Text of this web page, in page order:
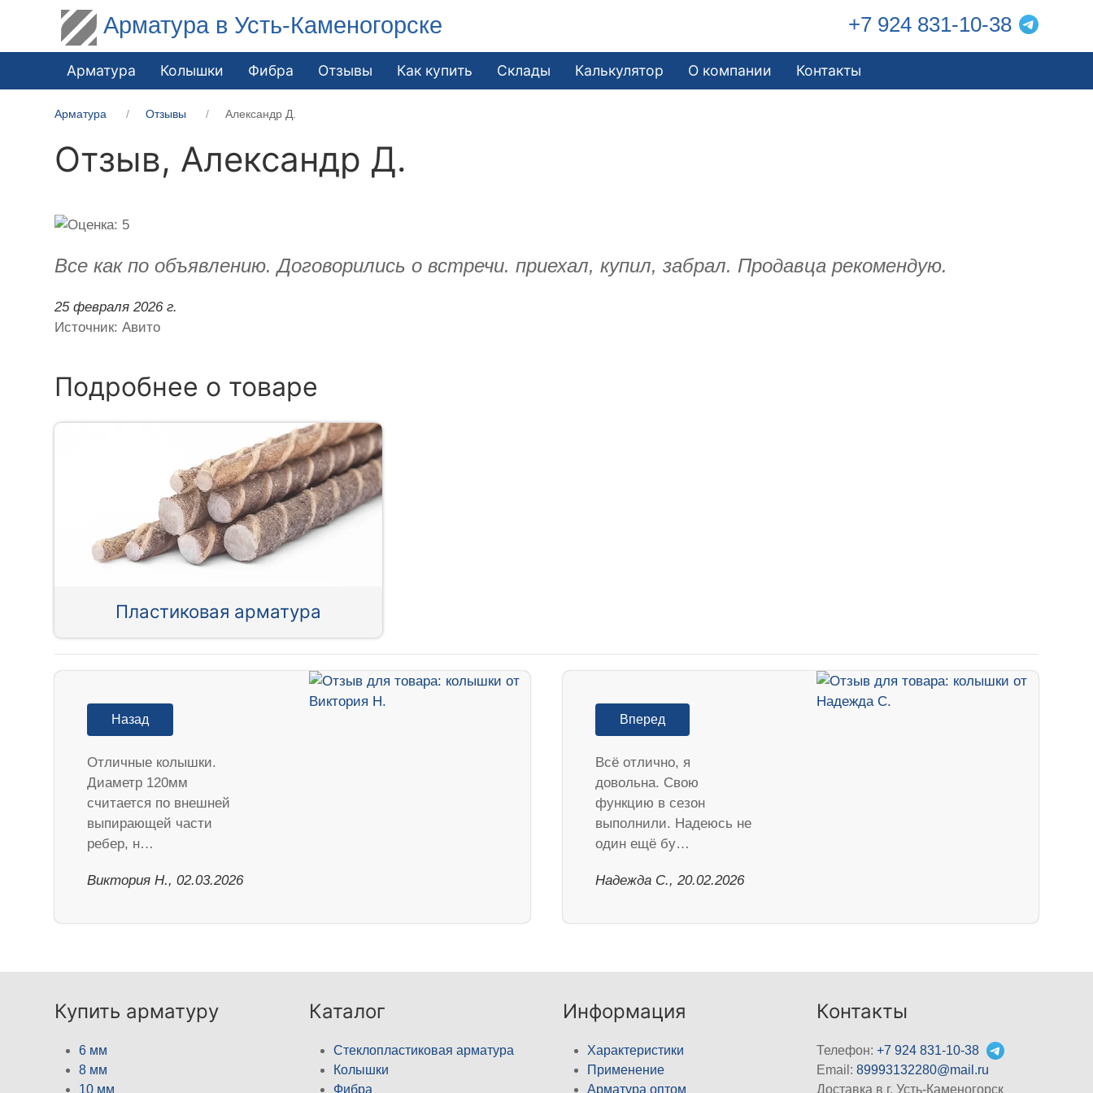
Арматура в Усть-Каменогорске +7 924 831-10-38
Арматура Колышки Фибра Отзывы Как купить Склады Калькулятор О компании Контакты
Арматура Отзывы Александр Д.
Отзыв, Александр Д.
Все как по объявлению. Договорились о встречи. приехал, купил, забрал. Продавца рекомендую.
25 февраля 2026 г.
Источник: Авито
Подробнее о товаре
Пластиковая арматура
Назад
Отличные колышки.
Диаметр 120мм
считается по внешней
выпирающей части
ребер, н…
Виктория Н., 02.03.2026
Вперед
Всё отлично, я
довольна. Свою
функцию в сезон
выполнили. Надеюсь не
один ещё бу…
Надежда С., 20.02.2026
Купить арматуру
6 мм
8 мм
10 мм
Каталог
Стеклопластиковая арматура
Колышки
Фибра
Информация
Характеристики
Применение
Арматура оптом
Контакты
Телефон:+7 924 831-10-38
Email:89993132280@mail.ru
Доставка в г. Усть-Каменогорск